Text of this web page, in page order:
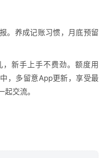
。养成记账习惯，月底预留
新手上手不费劲。额度用
，多留意App更新，享受最
交流。